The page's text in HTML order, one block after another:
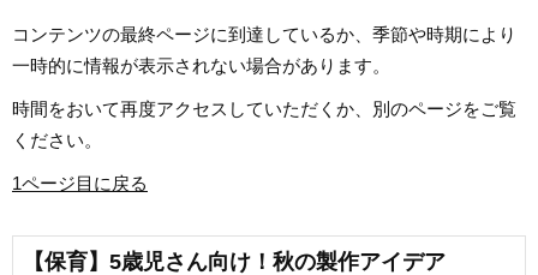
こない、多くの子供たちと関わっ
フリーランスライター、企画、編
出会いもへて、伝えることの楽し
さを経験。教育現場で培った視点
に実践に役立つ情報をお届けしま
す。趣味は楽器、歌、手作り、お
ト。特技はコマ技。
コンテンツの最終ページに到達しているか、季節や時期により
一時的に情報が表示されない場合があります。
時間をおいて再度アクセスしていただくか、別のページをご覧
ください。
1ページ目に戻る
【保育】5歳児さん向け！秋の製作アイデア